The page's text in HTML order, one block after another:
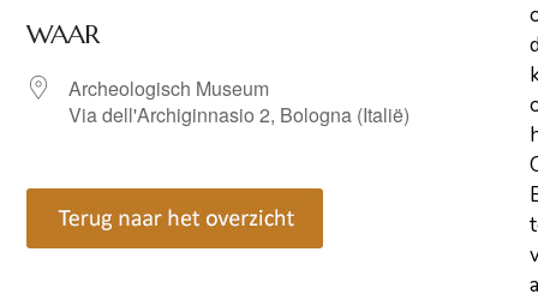
WAAR
Archeologisch Museum
Via dell'Archiginnasio 2, Bologna (Italië)